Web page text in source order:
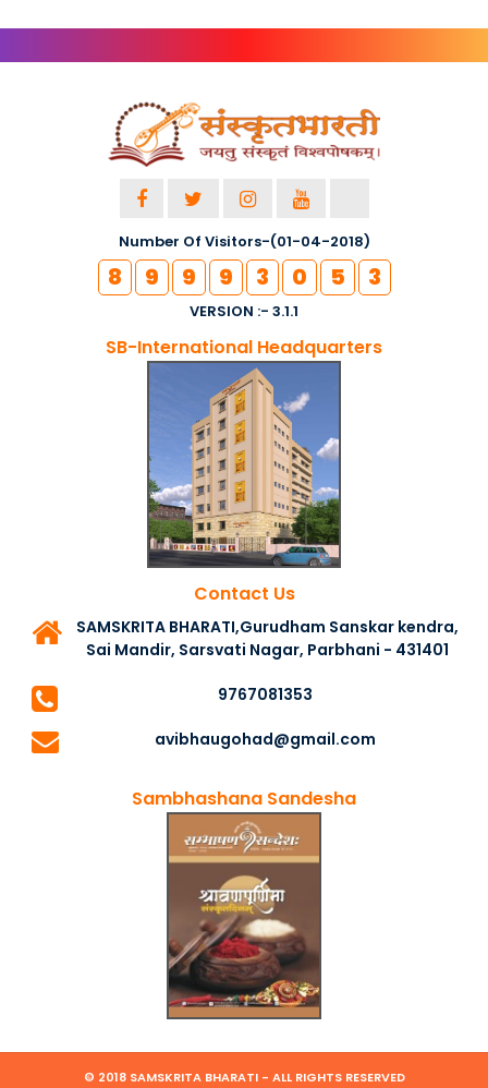
Number Of Visitors-(01-04-2018)
8 9 9 9 3 0 5 3
VERSION :- 3.1.1
SB-International Headquarters
Contact Us
SAMSKRITA BHARATI,Gurudham Sanskar kendra,
Sai Mandir, Sarsvati Nagar, Parbhani - 431401
9767081353
avibhaugohad@gmail.com
Sambhashana Sandesha
© 2018 SAMSKRITA BHARATI - ALL RIGHTS RESERVED